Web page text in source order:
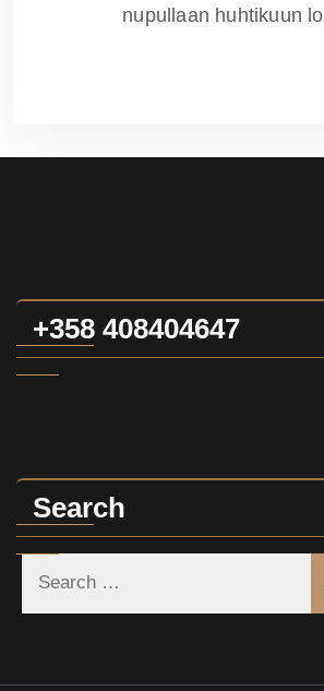
nupullaan huhtikuun
+358 408404647
Search